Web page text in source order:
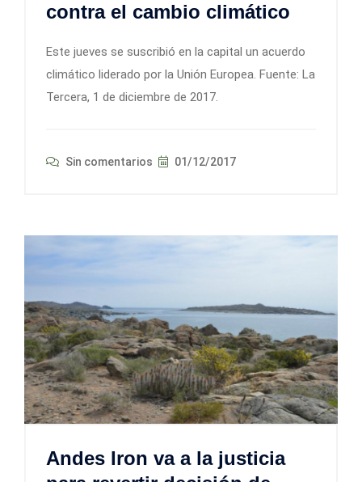
contra el cambio climático
Este jueves se suscribió en la capital un acuerdo
climático liderado por la Unión Europea. Fuente: La
Tercera, 1 de diciembre de 2017.
Sin comentarios 01/12/2017
Andes Iron va a la justicia